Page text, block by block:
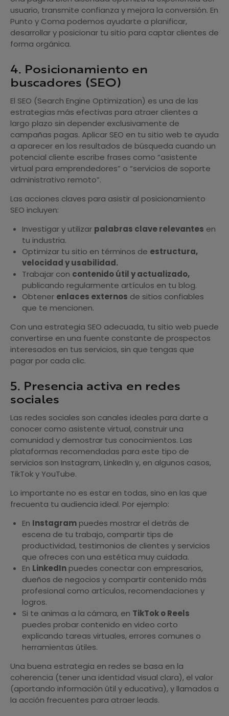
usuario, transmite confianza y mejora la conversión. En
Punto y Coma podemos ayudarte a planificar,
desarrollar y posicionar tu sitio para captar clientes de
forma orgánica.
4. Posicionamiento en
buscadores (SEO)
El SEO (Search Engine Optimization) es una de las
estrategias más efectivas para atraer clientes a
largo plazo sin depender exclusivamente de
campañas pagas. Aplicar SEO en tu sitio web te ayuda
a aparecer en los resultados de búsqueda cuando un
potencial cliente escribe frases como “asistente
virtual para emprendedores” o “servicios de soporte
administrativo remoto”.
Las acciones claves para asistir al posicionamiento
SEO incluyen:
Investigar y utilizar palabras clave relevantes en
tu industria.
Optimizar tu sitio en términos de estructura,
velocidad y usabilidad.
Trabajar con contenido útil y actualizado,
publicando regularmente artículos en tu blog.
Obtener enlaces externos de sitios confiables
que te mencionen.
Con una estrategia SEO adecuada, tu sitio web puede
convertirse en una fuente constante de prospectos
interesados en tus servicios, sin que tengas que
pagar por cada clic.
5. Presencia activa en redes
sociales
Las redes sociales son canales ideales para darte a
conocer como asistente virtual, construir una
comunidad y demostrar tus conocimientos. Las
plataformas recomendadas para este tipo de
servicios son Instagram, LinkedIn y, en algunos casos,
TikTok y YouTube.
Lo importante no es estar en todas, sino en las que
frecuenta tu audiencia ideal. Por ejemplo:
En Instagrampuedes mostrar el detrás de
escena de tu trabajo, compartir tips de
productividad, testimonios de clientes y servicios
que ofreces con una estética muy cuidada.
En LinkedInpuedes conectar con empresarios,
dueños de negocios y compartir contenido más
profesional como artículos, recomendaciones y
logros.
Si te animas a la cámara, en TikTok o Reels
puedes probar contenido en video corto
explicando tareas virtuales, errores comunes o
herramientas útiles.
Una buena estrategia en redes se basa en la
coherencia (tener una identidad visual clara), el valor
(aportando información útil y educativa), y llamados a
la acción frecuentes para atraer leads.